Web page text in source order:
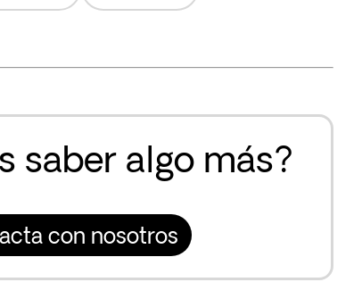
saber algo más?
con nosotros